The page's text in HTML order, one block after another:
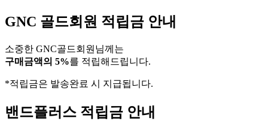
GNC 골드회원 적립금 안내
소중한 GNC골드회원님께는
구매금액의 5%를 적립해드립니다.
*적립금은 발송완료 시 지급됩니다.
밴드플러스 적립금 안내